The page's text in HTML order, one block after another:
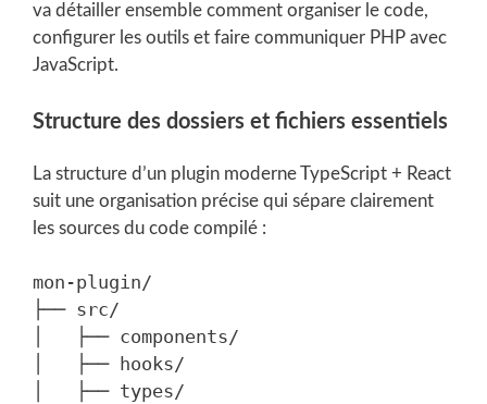
va détailler ensemble comment organiser le code,
configurer les outils et faire communiquer PHP avec
JavaScript.
Structure des dossiers et fichiers essentiels
La structure d’un plugin moderne TypeScript + React
suit une organisation précise qui sépare clairement
les sources du code compilé :
mon-plugin/
├── src/
│   ├── components/
│   ├── hooks/
│   ├── types/